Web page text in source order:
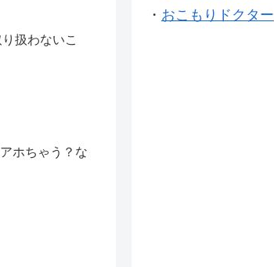
扱わないこ
ホちゃう？な
・ おこもりドクター